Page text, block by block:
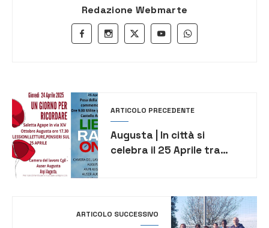
Redazione Webmarte
ARTICOLO PRECEDENTE
Augusta | In città si
celebra il 25 Aprile tra
ARTICOLO SUCCESSIVO